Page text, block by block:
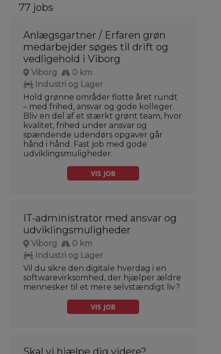
77 jobs
Anlægsgartner / Erfaren grøn
medarbejder søges til drift og
vedligehold i Viborg
Viborg
0 km
Industri og Lager
Hold grønne områder flotte året rundt
– med frihed, ansvar og gode kolleger.
Bliv en del af et stærkt grønt team, hvor
kvalitet, frihed under ansvar og
spændende udendørs opgaver går
hånd i hånd. Fast job med gode
udviklingsmuligheder.
VIS JOB
IT-administrator med ansvar og
udviklingsmuligheder
Viborg
0 km
Industri og Lager
Vil du sikre den digitale hverdag i en
softwarevirksomhed, der hjælper ældre
mennesker til et mere selvstændigt liv?
VIS JOB